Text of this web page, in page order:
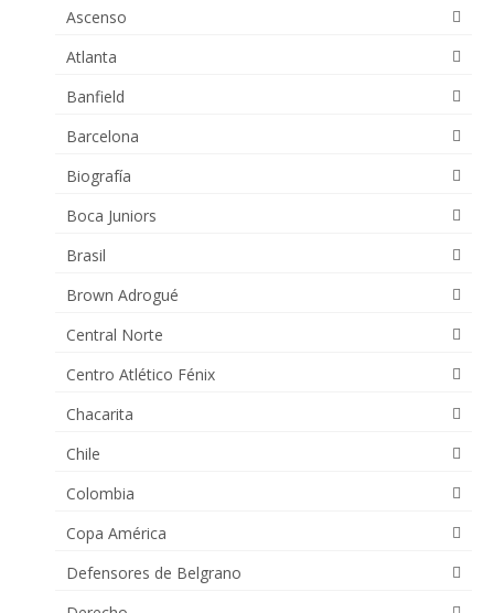
Ascenso
Atlanta
Banfield
Barcelona
Biografía
Boca Juniors
Brasil
Brown Adrogué
Central Norte
Centro Atlético Fénix
Chacarita
Chile
Colombia
Copa América
Defensores de Belgrano